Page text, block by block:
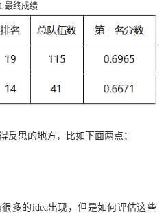
最终成绩
反思的地方，比如下面两点：
多的idea出现，但是如何评估这些